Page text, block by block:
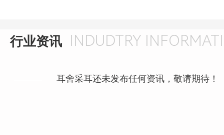
行业资讯 INDUDTRY
耳舍采耳还未发布任何资讯，敬请期待！